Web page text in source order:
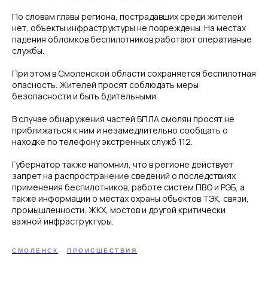
По словам главы региона, пострадавших среди жителей
нет, объекты инфраструктуры не повреждены. На местах
падения обломков беспилотников работают оперативные
службы.
При этом в Смоленской области сохраняется беспилотная
опасность. Жителей просят соблюдать меры
безопасности и быть бдительными.
В случае обнаружения частей БПЛА смолян просят не
приближаться к ним и незамедлительно сообщать о
находке по телефону экстренных служб 112.
Губернатор также напомнил, что в регионе действует
запрет на распространение сведений о последствиях
применения беспилотников, работе систем ПВО и РЭБ, а
также информации о местах охраны объектов ТЭК, связи,
промышленности, ЖКХ, мостов и другой критически
важной инфраструктуры.
СМОЛЕНСК ПРОИСШЕСТВИЯ